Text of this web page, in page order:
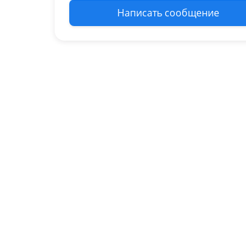
Написать сообщение